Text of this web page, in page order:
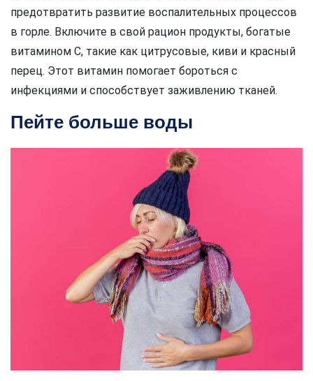
предотвратить развитие воспалительных процессов
в горле. Включите в свой рацион продукты, богатые
витамином С, такие как цитрусовые, киви и красный
перец. Этот витамин помогает бороться с
инфекциями и способствует заживлению тканей.
Пейте больше воды